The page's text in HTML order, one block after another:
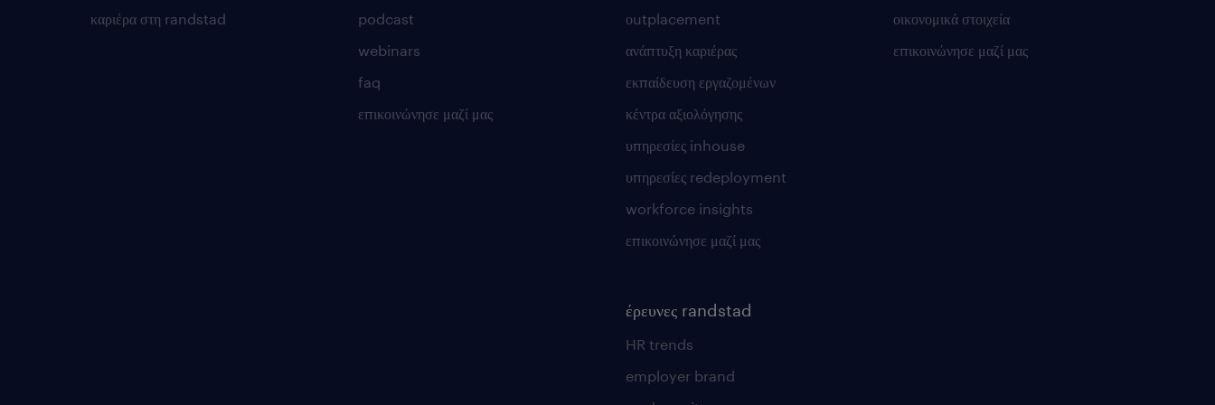
καριέρα στη randstad
podcast
webinars
faq
επικοινώνησε μαζί μας
οutplacement
ανάπτυξη καριέρας
εκπαίδευση εργαζομένων
κέντρα αξιολόγησης
υπηρεσίες inhouse
υπηρεσίες redeployment
workforce insights
επικοινώνησε μαζί μας
έρευνες randstad
HR trends
employer brand
οικονομικά στοιχεία
επικοινώνησε μαζί μας